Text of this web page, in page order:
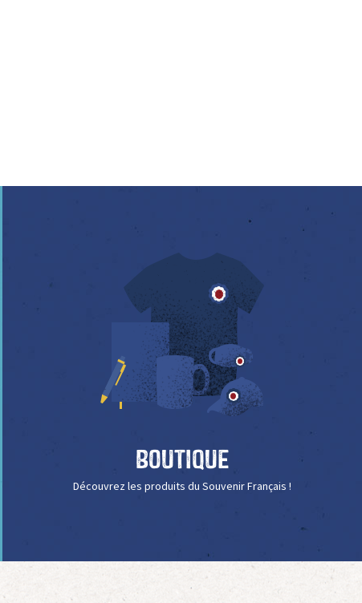
Boutique
Découvrez les produits du Souvenir Français !